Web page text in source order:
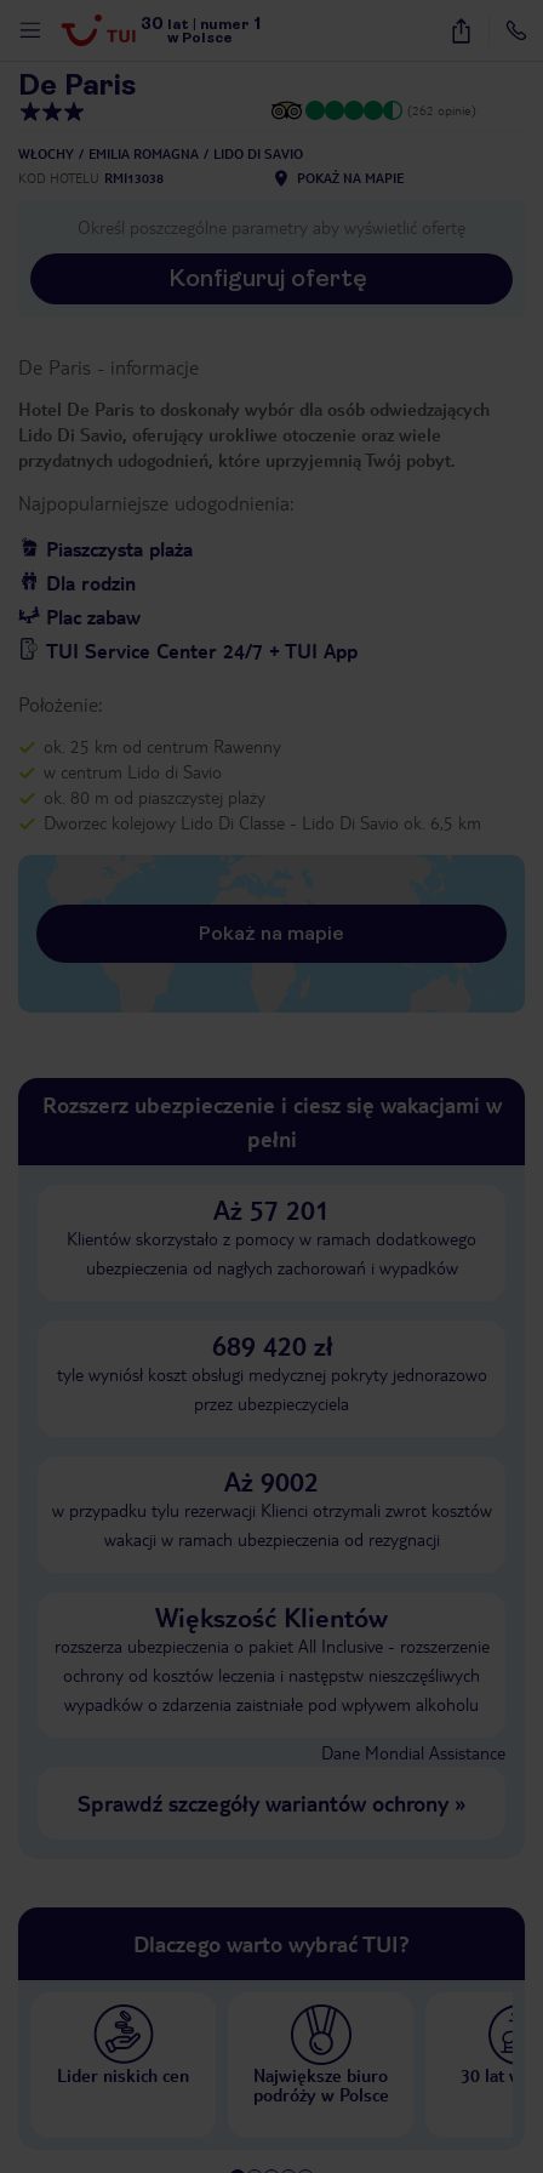
30 lat numer 1
w Polsce
13
De Paris
(262 opinie)
WŁOCHY EMILIA ROMAGNA
LIDO DI SAVIO
KOD HOTELU RMI13038 POKAŻ NA MAPIE
Określ poszczególne parametry aby wyświetlić ofertę
Konfiguruj ofertę
De Paris - informacje
Hotel De Paris to doskonały wybór dla osób odwiedzających
Lido Di Savio, oferujący urokliwe otoczenie oraz wiele
przydatnych udogodnień, które uprzyjemnią Twój pobyt.
Najpopularniejsze udogodnienia:
Piaszczysta plaża
Dla rodzin
Plac zabaw
TUI Service Center 24/7 + TUI App
Położenie:
ok. 25 km od centrum Rawenny
w centrum Lido di Savio
ok. 80 m od piaszczystej plaży
Dworzec kolejowy Lido Di Classe - Lido Di Savio ok. 6,5 km
Pokaż na mapie
Rozszerz ubezpieczenie i ciesz się wakacjami w
pełni
Aż 57 201
Klientów skorzystało z pomocy w ramach dodatkowego
ubezpieczenia od nagłych zachorowań i wypadków
689 420 zł
tyle wyniósł koszt obsługi medycznej pokryty jednorazowo
przez ubezpieczyciela
Aż 9002
w przypadku tylu rezerwacji Klienci otrzymali zwrot kosztów
wakacji w ramach ubezpieczenia od rezygnacji
Większość Klientów
rozszerza ubezpieczenia o pakiet All Inclusive - rozszerzenie
ochrony od kosztów leczenia i następstw nieszczęśliwych
wypadków o zdarzenia zaistniałe pod wpływem alkoholu
Dane Mondial Assistance
Sprawdź szczegóły wariantów ochrony»
Dlaczego warto wybrać TUI?
Lider niskich cen
Największe biuro
podróży w Polsce
30 lat w